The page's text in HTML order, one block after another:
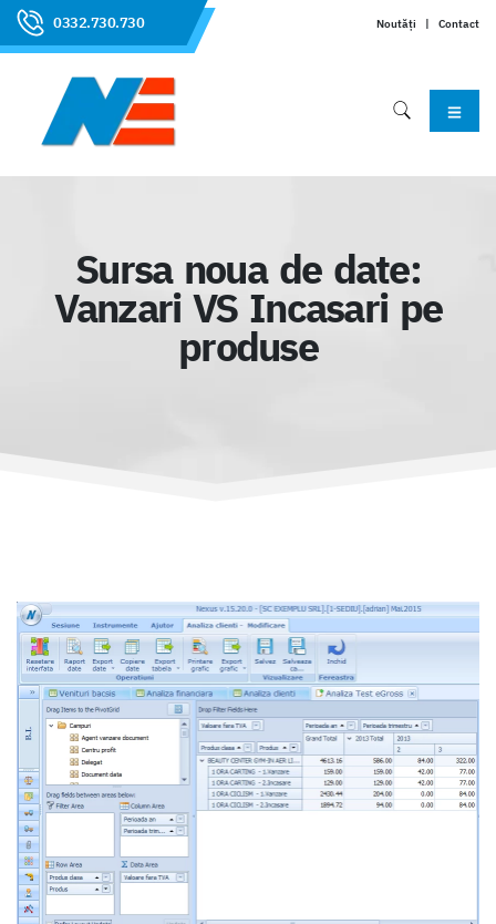
0332.730.730 Noutăți | Contact
Sursa noua de date:
Vanzari VS Incasari pe
produse